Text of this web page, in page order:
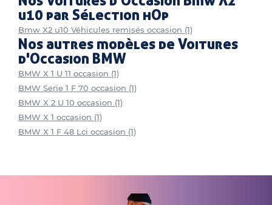
u10 par Sélection hOp
Bmw X2 u10 Véhicules remisés occasion (1)
Nos autres modèles de Voitures
d'Occasion BMW
BMW X 1 U 11 occasion (1)
BMW Serie 1 F 70 occasion (1)
BMW X 2 U 10 occasion (1)
BMW X 1 occasion (1)
BMW X 1 F 48 Lci occasion (1)